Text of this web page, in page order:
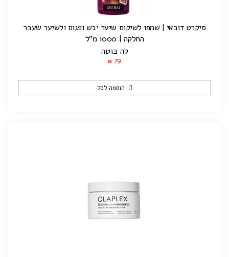
סיקרט דובאי | שמפו לשיקום שיער יבש ופגום ולשיער שעבר
החלקה | 1000 מ"ל
לה בוטה
₪ 79
הוספה לסל